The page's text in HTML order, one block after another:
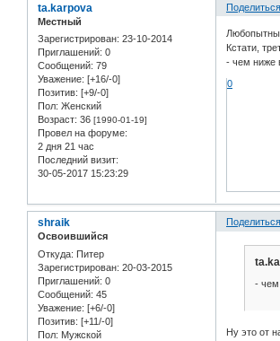
ta.karpova
Местный
Зарегистрирован: 23-10-2014
Приглашений: 0
Сообщений: 79
Уважение: [+16/-0]
Позитив: [+9/-0]
Пол: Женский
Возраст: 36 [1990-01-19]
Провел на форуме:
2 дня 21 час
Последний визит:
30-05-2017 15:23:29
Кстати,
- чем ниже
0
shraik
Освоившийся
Откуда: Питер
Зарегистрирован: 20-03-2015
Приглашений: 0
Сообщений: 45
Уважение: [+6/-0]
Позитив: [+11/-0]
Пол: Мужской
- чем
Ну это от